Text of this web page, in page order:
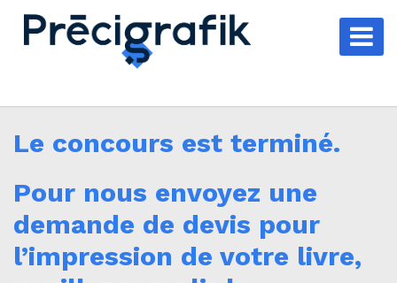
Le concours est terminé.
Pour nous envoyez une
demande de devis pour
l’impression de votre livre,